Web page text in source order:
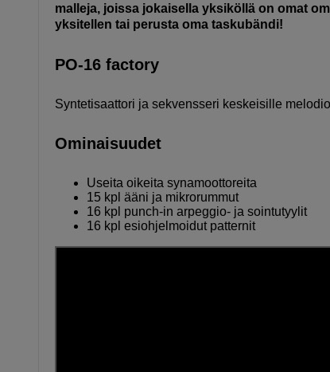
malleja, joissa jokaisella yksiköllä on omat
yksitellen tai perusta oma taskubändi!
PO-16 factory
Syntetisaattori ja sekvensseri keskeisille
Ominaisuudet
Useita oikeita synamoottoreita
15 kpl ääni ja mikrorummut
16 kpl punch-in arpeggio- ja sointutyylit
16 kpl esiohjelmoidut patternit